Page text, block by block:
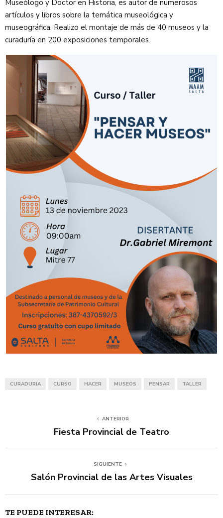
Museólogo y Doctor en Historia, es autor de numerosos
artículos y libros sobre la temática museológica y
museográfica. Realizo el montaje de más de 40 museos y la
curaduría en 200 exposiciones temporales.
CURADURIA CURSO HACER MUSEOS PENSAR TALLER
ANTERIOR
Fiesta Provincial de Teatro
SIGUIENTE
Salón Provincial de las Artes Visuales
TE PUEDE INTERESAR: